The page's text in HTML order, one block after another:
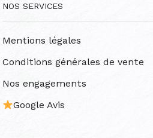
NOS SERVICES
Mentions légales
Conditions générales de vente
Nos engagements
Google Avis